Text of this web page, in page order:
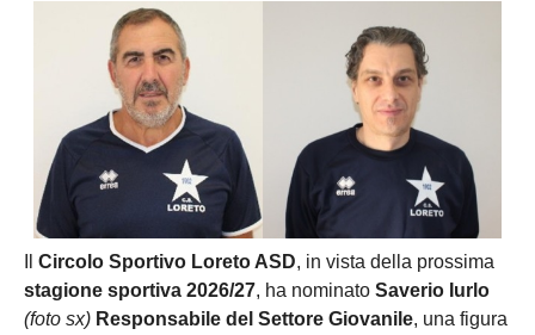
Circolo Sportivo Loreto ASD, in vista della prossima
stagione sportiva 2026/27, ha nominato Saverio Iurlo
(foto sx) Responsabile del Settore Giovanile, una figura